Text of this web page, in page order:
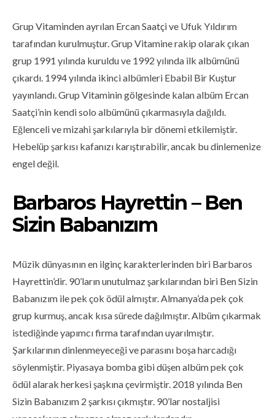
Grup Vitaminden ayrılan Ercan Saatçi ve Ufuk Yıldırım
tarafından kurulmuştur. Grup Vitamine rakip olarak çıkan
grup 1991 yılında kuruldu ve 1992 yılında ilk albümünü
çıkardı. 1994 yılında ikinci albümleri Ebabil Bir Kuştur
yayınlandı. Grup Vitaminin gölgesinde kalan albüm Ercan
Saatçi’nin kendi solo albümünü çıkarmasıyla dağıldı.
Eğlenceli ve mizahi şarkılarıyla bir dönemi etkilemiştir.
Hebelüp şarkısı kafanızı karıştırabilir, ancak bu dinlemenize
engel değil.
Barbaros Hayrettin – Ben
Sizin Babanızım
Müzik dünyasının en ilginç karakterlerinden biri Barbaros
Hayrettin’dir. 90’ların unutulmaz şarkılarından biri Ben Sizin
Babanızım ile pek çok ödül almıştır. Almanya’da pek çok
grup kurmuş, ancak kısa sürede dağılmıştır. Albüm çıkarmak
istediğinde yapımcı firma tarafından uyarılmıştır.
Şarkılarının dinlenmeyeceği ve parasını boşa harcadığı
söylenmiştir. Piyasaya bomba gibi düşen albüm pek çok
ödül alarak herkesi şaşkına çevirmiştir. 2018 yılında Ben
Sizin Babanızım 2 şarkısı çıkmıştır. 90’lar nostaljisi